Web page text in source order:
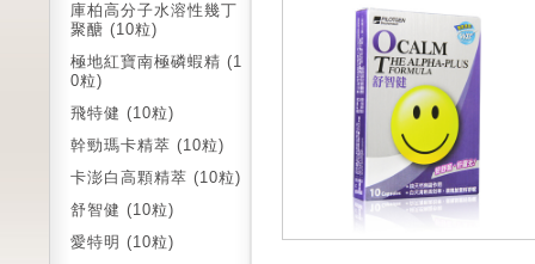
庫柏高分子水溶性幾丁
聚醣 (10粒)
極地紅寶南極磷蝦精 (1
0粒)
飛特健 (10粒)
幹勁瑪卡精萃 (10粒)
卡澎白高顆精萃 (10粒)
舒智健 (10粒)
愛特明 (10粒)